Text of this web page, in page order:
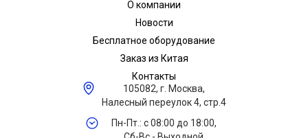
О компании
Новости
Бесплатное оборудование
Заказ из Китая
Контакты
105082, г. Москва,
Налесный переулок 4, стр.4
Пн-Пт.: с 08:00 до 18:00,